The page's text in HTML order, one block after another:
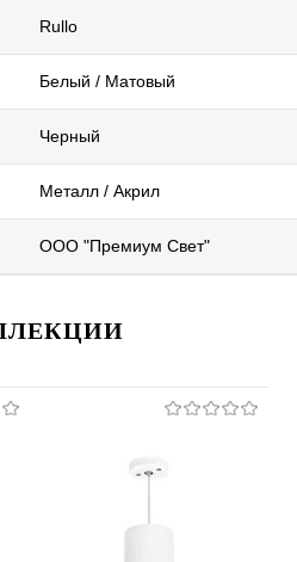
Rullo
Белый / Матовый
Черный
Металл / Акрил
ООО "Премиум Свет"